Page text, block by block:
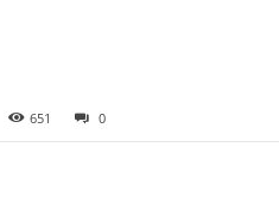
651 0